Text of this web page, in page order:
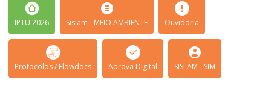
IPTU 2026 Sislam - MEIO AMBIENTE Ouvidoria
Protocolos / Flowdocs Aprova Digital SISLAM - SIM